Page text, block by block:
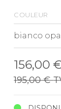
couleur
156,00
195,00 €